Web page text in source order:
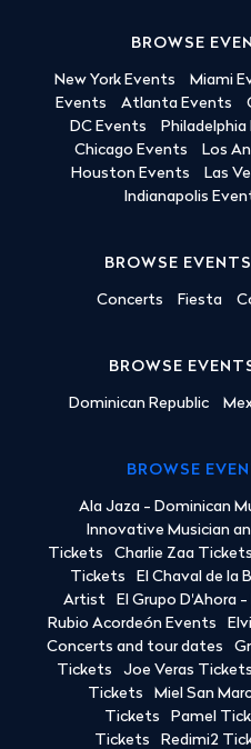
BROWSE
New York Events Miami
Events
Atlanta Events
DC Events
Philadelphia
Chicago Events
Los
Houston Events
Las
Indianapolis
BROWSE
Concerts Fiesta
BROWSE
Dominican Republic
BROWSE
Ala Jaza - Dominican
Innovative Musician
Tickets
Charlie Zaa Tickets
Tickets
El Chaval de la
Artist
El Grupo D'Ahora
Rubio Acordeón Events
Concerts and tour dates
Tickets
Joe Veras Tickets
Tickets
Miel San
Tickets
Pamel
Tickets
Redimi2